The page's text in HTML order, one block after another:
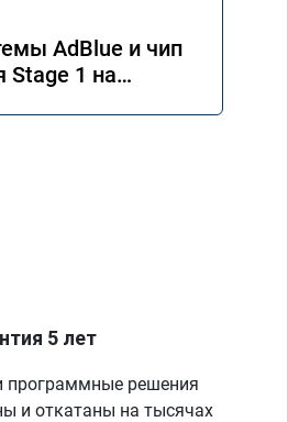
AdBlue и чип
Stage 1 на
5 лет
программные решения
и откатаны на тысячах